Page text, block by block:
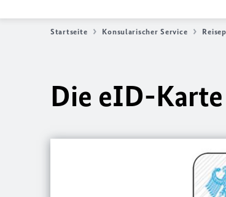
Startseite Konsularischer Service
Die eID-